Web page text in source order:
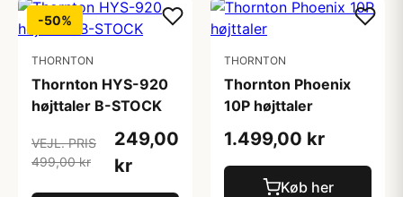
-50%
THORNTON
Thornton HYS-920
højttaler B-STOCK
VEJL. PRIS
499,00 kr
249,00
kr
THORNTON
Thornton Phoenix
10P højttaler
1.499,00 kr
Køb her